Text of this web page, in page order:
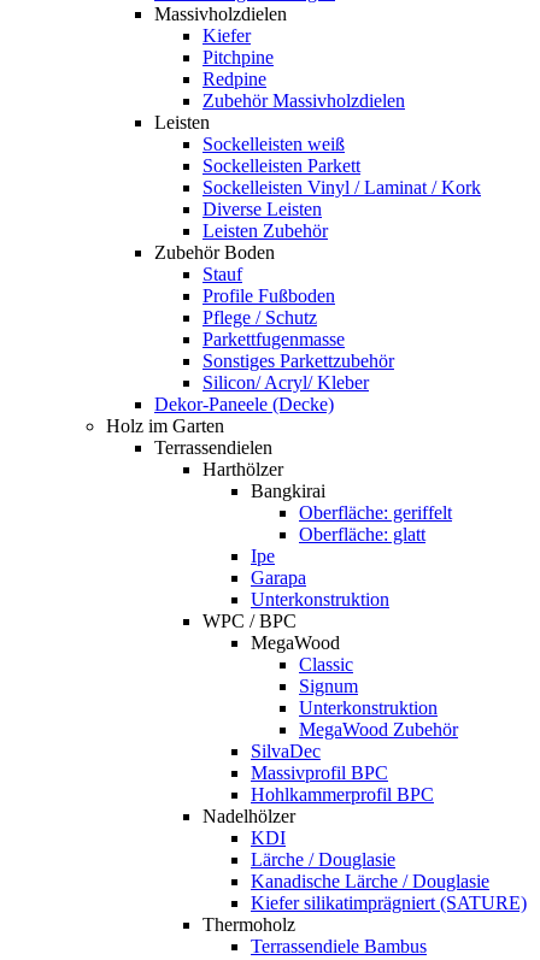
Massivholzdielen
Kiefer
Pitchpine
Redpine
Zubehör Massivholzdielen
Leisten
Sockelleisten weiß
Sockelleisten Parkett
Sockelleisten Vinyl / Laminat / Kork
Diverse Leisten
Leisten Zubehör
Zubehör Boden
Stauf
Profile Fußboden
Pflege / Schutz
Parkettfugenmasse
Sonstiges Parkettzubehör
Silicon/ Acryl/ Kleber
Dekor-Paneele (Decke)
Holz im Garten
Terrassendielen
Harthölzer
Bangkirai
Oberfläche: geriffelt
Oberfläche: glatt
Ipe
Garapa
Unterkonstruktion
WPC / BPC
MegaWood
Classic
Signum
Unterkonstruktion
MegaWood Zubehör
SilvaDec
Massivprofil BPC
Hohlkammerprofil BPC
Nadelhölzer
KDI
Lärche / Douglasie
Kanadische Lärche / Douglasie
Kiefer silikatimprägniert (SATURE)
Thermoholz
Terrassendiele Bambus